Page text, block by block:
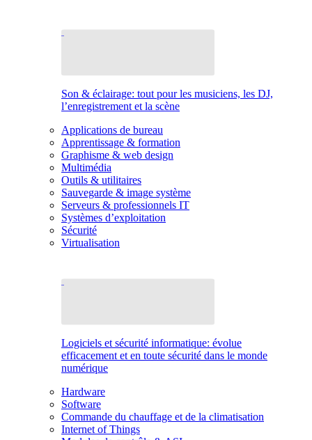
Son & éclairage: tout pour les musiciens, les DJ,
l’enregistrement et la scène
Applications de bureau
Apprentissage & formation
Graphisme & web design
Multimédia
Outils & utilitaires
Sauvegarde & image système
Serveurs & professionnels IT
Systèmes d’exploitation
Sécurité
Virtualisation
Logiciels et sécurité informatique: évolue
efficacement et en toute sécurité dans le monde
numérique
Hardware
Software
Commande du chauffage et de la climatisation
Internet of Things